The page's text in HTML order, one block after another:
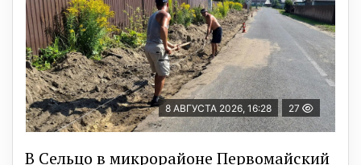
8 АВГУСТА 2026, 16:28 27
В Сельцо в микрорайоне Первомайский